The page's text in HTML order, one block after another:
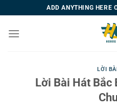
qua
nội
ADD ANYTHING HERE
LỜI
Lời Bài Hát Bắc